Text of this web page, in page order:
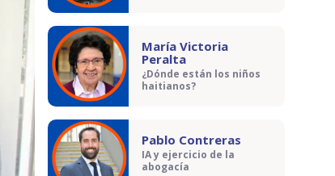
María Victoria
Peralta
¿Dónde están los niños
haitianos?
Pablo Contreras
IA y ejercicio de la
abogacía